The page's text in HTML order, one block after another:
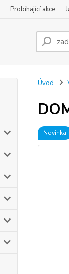
Probíhající akce
Úvod
Novinka